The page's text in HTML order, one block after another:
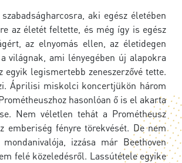
aki egész életében
az életét feltette, és még így is egész
az elnyomás ellen, az életidegen
világnak, ami lényegében új alapokra
egyik legismertebb zeneszerzővé tette.
Áprilisi miskolci koncertjükön három
hasonlóan ő is el akarta
Nem véletlen tehát a Prométheusz
fényre törekvését. De nem
izzása már Beethoven
felé közeledésről. Lassútétele egyike